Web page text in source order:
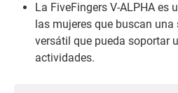
La FiveFingers V-ALPHA es
las mujeres que buscan
versátil que pueda soportar
actividades.